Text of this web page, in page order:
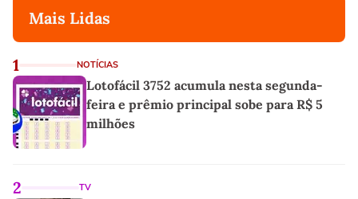
Mais Lidas
1 NOTÍCIAS
Lotofácil 3752 acumula nesta segunda-
feira e prêmio principal sobe para R$ 5
milhões
2 TV